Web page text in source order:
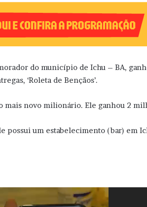
do município de Ichu – BA,
‘Roleta de Bençãos’.
mais novo milionário. Ele ganhou 2
possui um estabelecimento (bar) em